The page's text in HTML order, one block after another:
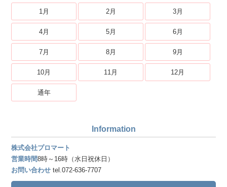
1月 2月 3月
4月 5月 6月
7月 8月 9月
10月 11月 12月
通年
Information
株式会社プロマート
営業時間8時～16時（水日祝休日）
お問い合わせ tel.072-636-7707